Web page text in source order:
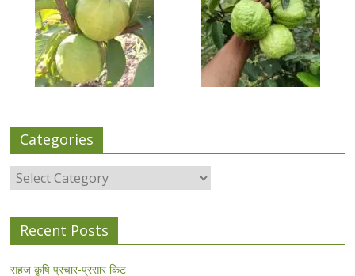
Categories
Categories
Recent Posts
सहज कृषि प्रचार-प्रसार किट